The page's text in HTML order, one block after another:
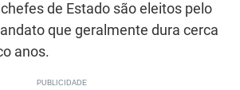
de Estado são eleitos pelo
que geralmente dura cerca
anos.